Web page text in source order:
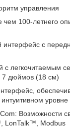
управления
чем 100-летнего
интерфейс с
с легкочитаемым
7 дюймов (18 см)
уровне
Возможности
LonTalk™, Modbus